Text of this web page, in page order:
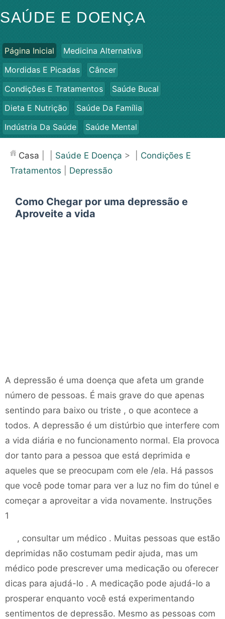
SAÚDE E DOENÇA
Página Inicial
Medicina Alternativa
Mordidas E Picadas
Câncer
Condições E Tratamentos
Saúde Bucal
Dieta E Nutrição
Saúde Da Família
Indústria Da Saúde
Saúde Mental
Saúde
Casa Saúde E Doença > | Condições E
Tratamentos
Depressão
Como Chegar por uma depressão e
Aproveite a vida
A depressão é uma doença que afeta um grande
número de pessoas. É mais grave do que apenas
sentindo para baixo ou triste , o que acontece a
todos. A depressão é um distúrbio que interfere com
a vida diária e no funcionamento normal. Ela provoca
dor tanto para a pessoa que está deprimida e
aqueles que se preocupam com ele /ela. Há passos
que você pode tomar para ver a luz no fim do túnel e
começar a aproveitar a vida novamente. Instruções
1
, consultar um médico . Muitas pessoas que estão
deprimidas não costumam pedir ajuda, mas um
médico pode prescrever uma medicação ou oferecer
dicas para ajudá-lo . A medicação pode ajudá-lo a
prosperar enquanto você está experimentando
sentimentos de depressão. Mesmo as pessoas com